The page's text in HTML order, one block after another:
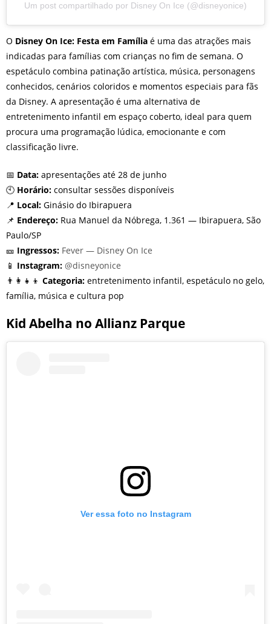
Um post compartilhado por Disney On Ice (@disneyonice)
O Disney On Ice: Festa em Família é uma das atrações mais
indicadas para famílias com crianças no fim de semana. O
espetáculo combina patinação artística, música, personagens
conhecidos, cenários coloridos e momentos especiais para fãs
da Disney. A apresentação é uma alternativa de
entretenimento infantil em espaço coberto, ideal para quem
procura uma programação lúdica, emocionante e com
classificação livre.
📅 Data: apresentações até 28 de junho
🕙 Horário: consultar sessões disponíveis
📍 Local: Ginásio do Ibirapuera
📌 Endereço: Rua Manuel da Nóbrega, 1.361 — Ibirapuera, São
Paulo/SP
🎫 Ingressos: Fever — Disney On Ice
📱 Instagram: @disneyonice
👨‍👩‍👧‍👦 Categoria: entretenimento infantil, espetáculo no gelo,
família, música e cultura pop
Kid Abelha no Allianz Parque
Ver essa foto no Instagram